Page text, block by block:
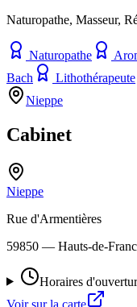
Naturopathe, Masseur,
Naturopathe
Bach
Lithothérapeute
Nieppe
Cabinet
Nieppe
Rue d'Armentières
59850 — Hauts-de-
Horaires
Voir sur la carte